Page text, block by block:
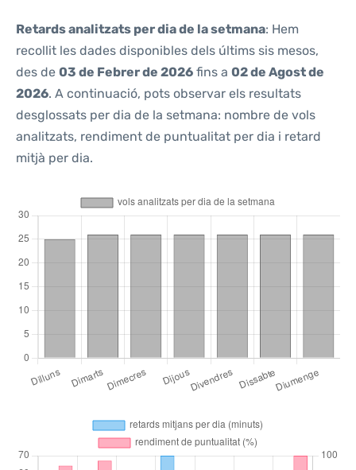
Retards analitzats per dia de la setmana: Hem
recollit les dades disponibles dels últims sis mesos,
des de 03 de Febrer de 2026 fins a 02 de Agost de
2026. A continuació, pots observar els resultats
desglossats per dia de la setmana: nombre de vols
analitzats, rendiment de puntualitat per dia i retard
mitjà per dia.